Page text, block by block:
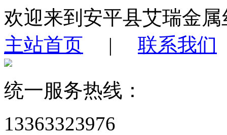
欢迎来到安平县艾瑞金
主站首页 | 联系我们
统一服务热线：
13363323976